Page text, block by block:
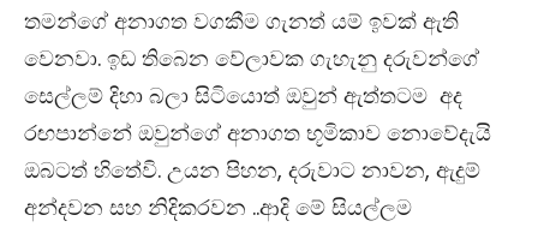
තමන්ගේ අනාගත වගකීම ගැනත් යම් ඉවක් ඇති
වෙනවා. ඉඩ තිබෙන වේලාවක ගැහැනු දරුවන්ගේ
සෙල්ලම් දිහා බලා සිටියොත් ඔවුන් ඇත්තටම අද
රඟපාන්නේ ඔවුන්ගේ අනාගත භූමිකාව නොවේදැයි
ඔබටත් හිතේවි. උයන පිහන, දරුවාට නාවන, ඇදුම්
අන්දවන සහ නිදිකරවන ..ආදි මේ සියල්ලම